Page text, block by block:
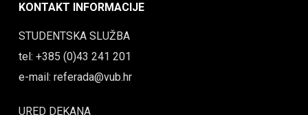
KONTAKT INFORMACIJE
STUDENTSKA SLUŽBA
tel: +385 (0)43 241 201
e-mail: referada@vub.hr
URED DEKANA